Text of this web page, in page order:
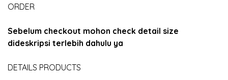
ORDER
Sebelum checkout mohon check detail size
dideskripsi terlebih dahulu ya
DETAILS PRODUCTS